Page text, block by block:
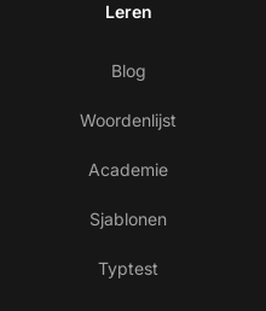
Leren
Blog
Woordenlijst
Academie
Sjablonen
Typtest